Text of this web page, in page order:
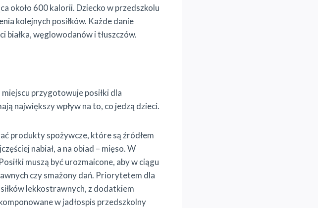
około 600 kalorii. Dziecko w przedszkolu
kolejnych posiłków. Każde danie
białka, węglowodanów i tłuszczów.
przygotowuje posiłki dla
największy wpływ na to, co jedzą dzieci.
produkty spożywcze, które są źródłem
nabiał, a na obiad – mięso. W
muszą być urozmaicone, aby w ciągu
czy smażony dań. Priorytetem dla
lekkostrawnych, z dodatkiem
w jadłospis przedszkolny